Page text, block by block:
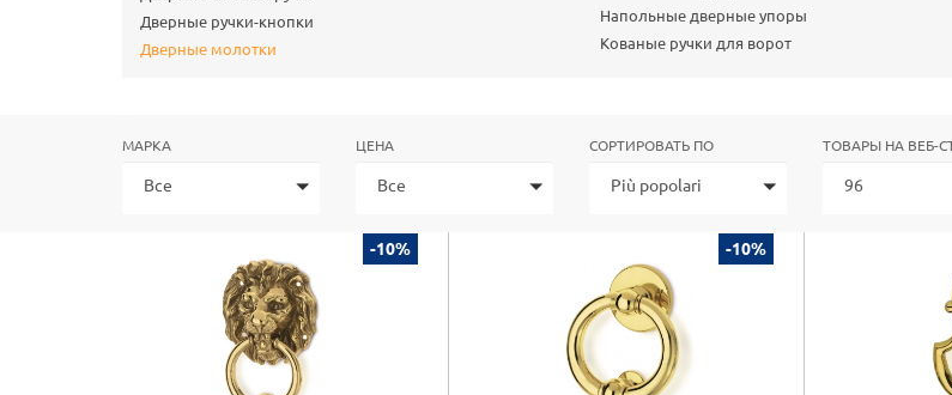
Дверные ручки-кнопки
Дверные молотки
Напольные дверные упоры
Кованые ручки для ворот
МАРКА
Все
ЦЕНА
Все
СОРТИРОВАТЬ ПО
Più popolari
ТОВАРЫ НА ВЕБ-
96
-10% -10%